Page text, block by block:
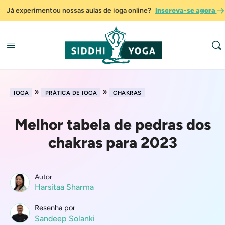
Já experimentou nossas aulas de ioga online? Inscreva-se agora
IOGA » PRÁTICA DE IOGA » CHAKRAS
Melhor tabela de pedras dos
chakras para 2023
Autor
Harsitaa Sharma
Resenha por
Sandeep Solanki